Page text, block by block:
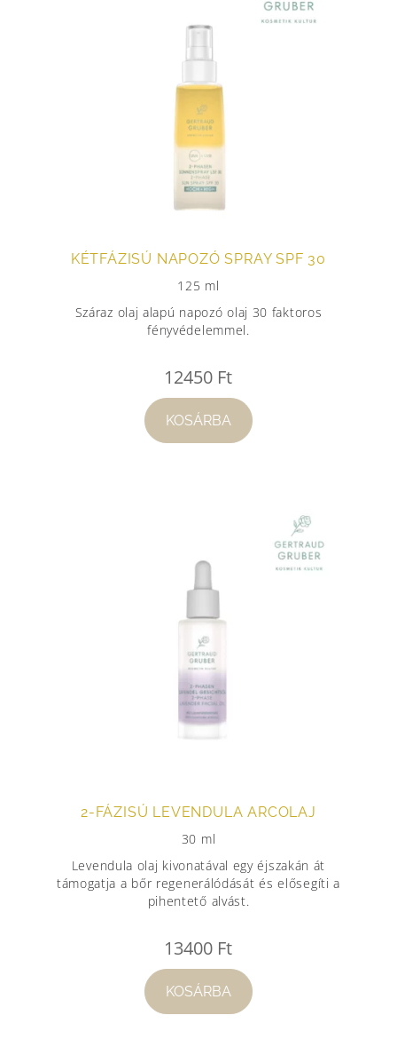
KÉTFÁZISÚ NAPOZÓ SPRAY SPF 30
125 ml
Száraz olaj alapú napozó olaj 30 faktoros
fényvédelemmel.
12450 Ft
KOSÁRBA
2-FÁZISÚ LEVENDULA ARCOLAJ
30 ml
Levendula olaj kivonatával egy éjszakán át
támogatja a bőr regenerálódását és elősegíti a
pihentető alvást.
13400 Ft
KOSÁRBA